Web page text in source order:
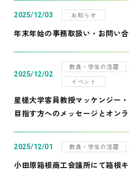
2025/12/03 お知らせ
年末年始の事務取扱い・お問い
2025/12/02
教員・学生の活躍
イベント
星槎大学客員教授マッケンジー
目指す方へのメッセージとオン
2025/12/01 教員・学生の活躍
小田原箱根商工会議所にて箱根